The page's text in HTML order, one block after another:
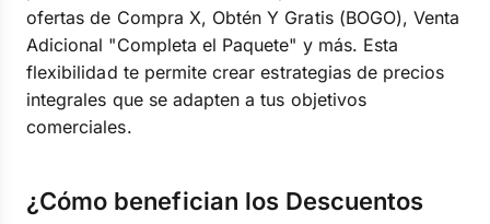
ofertas de Compra X, Obtén Y Gratis (BOGO), Venta
Adicional "Completa el Paquete" y más. Esta
flexibilidad te permite crear estrategias de precios
integrales que se adapten a tus objetivos
comerciales.
¿Cómo benefician los Descuentos